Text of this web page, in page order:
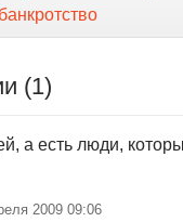
(1)
а есть люди,
2009 09:06